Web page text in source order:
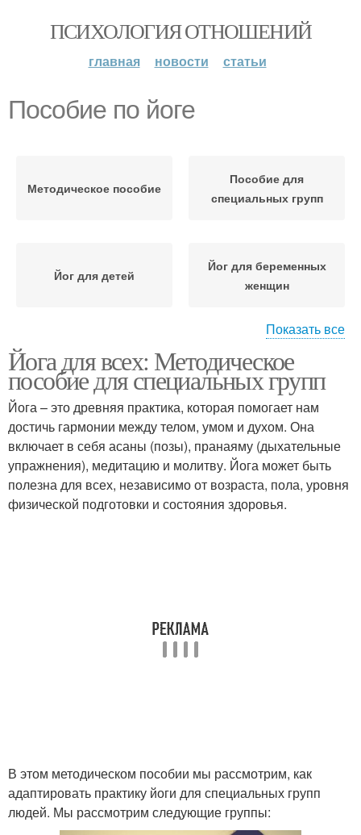
ПСИХОЛОГИЯ ОТНОШЕНИЙ
главная новости статьи
Пособие по йоге
Методическое пособие
Пособие для
специальных групп
Йог для детей
Йог для беременных
женщин
Йог для людей Группы в йоге
Пособия по йоге Йоги для людей
Показать все
Йога для всех: Методическое
пособие для специальных групп
Йога – это древняя практика, которая помогает нам
достичь гармонии между телом, умом и духом. Она
включает в себя асаны (позы), пранаяму (дыхательные
упражнения), медитацию и молитву. Йога может быть
полезна для всех, независимо от возраста, пола, уровня
физической подготовки и состояния здоровья.
В этом методическом пособии мы рассмотрим, как
адаптировать практику йоги для специальных групп
людей. Мы рассмотрим следующие группы: